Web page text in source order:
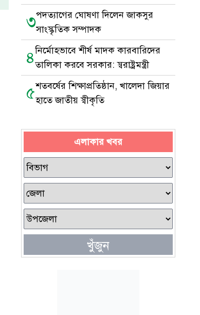
৩পদত্যাগের ঘোষণা দিলেন জাকসুর
সাংস্কৃতিক সম্পাদক
৪নির্মোহভাবে শীর্ষ মাদক কারবারিদের
তালিকা করবে সরকার: স্বরাষ্ট্রমন্ত্রী
৫শতবর্ষের শিক্ষাপ্রতিষ্ঠান, খালেদা জিয়ার
হাতে জাতীয় স্বীকৃতি
এলাকার খবর
খুঁজুন